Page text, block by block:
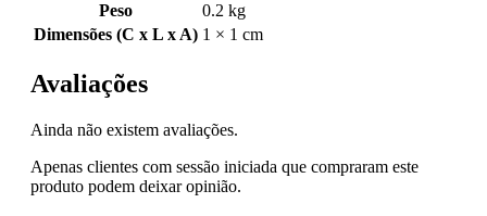
Peso
0.2 kg
Dimensões (C x L x A) 1 × 1 cm
Avaliações
Ainda não existem avaliações.
Apenas clientes com sessão iniciada que compraram este
produto podem deixar opinião.